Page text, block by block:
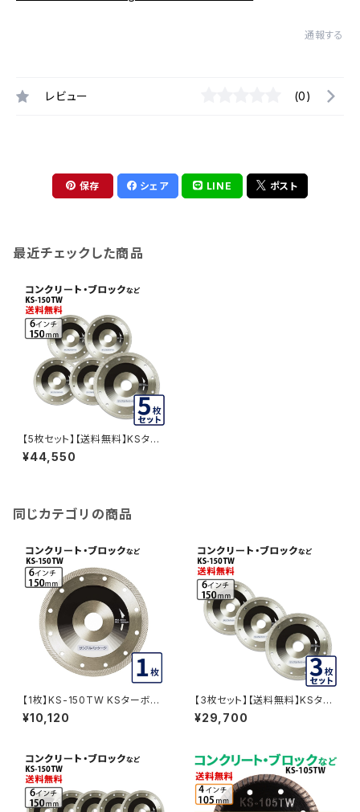
通報する
レビュー (0)
保存 シェア LINE ポスト
最近チェックした商品
【5枚セット】【送料無料】KSター
ボウェーブ KS-150TW 6イン
チ コンクリート・ブロックなど
¥44,550
同じカテゴリの商品
【1枚】KS-150TW KSターボウ
ェーブ 6インチ コンクリート・ブ
ロックなど (ks-150tw) KS-15
¥10,120
【3枚セット】【送料無料】KSター
ボウェーブ KS-150TW 6イン
チ コンクリート・ブロックなど
¥29,700